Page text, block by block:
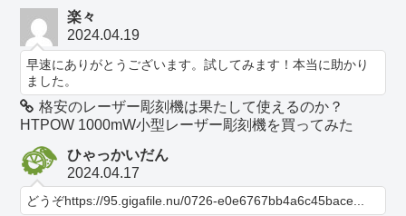
楽々
2024.04.19
早速にありがとうございます。試してみます！本当に助かり
ました。
格安のレーザー彫刻機は果たして使えるのか？
HTPOW 1000mW小型レーザー彫刻機を買ってみた
ひゃっかいだん
2024.04.17
どうぞhttps://95.gigafile.nu/0726-e0e6767bb4a6c45bace...